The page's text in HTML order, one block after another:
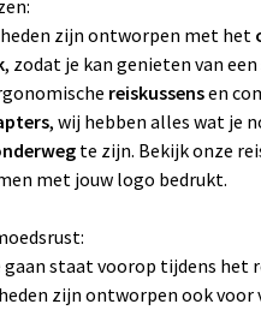
zijn ontworpen met het
, zodat je kan genieten van
reiskussensen
, wij hebben alles wat je
te zijn. Bekijk onze
met jouw logo bedrukt.
staat voorop tijdens het
zijn ontworpen ook voor